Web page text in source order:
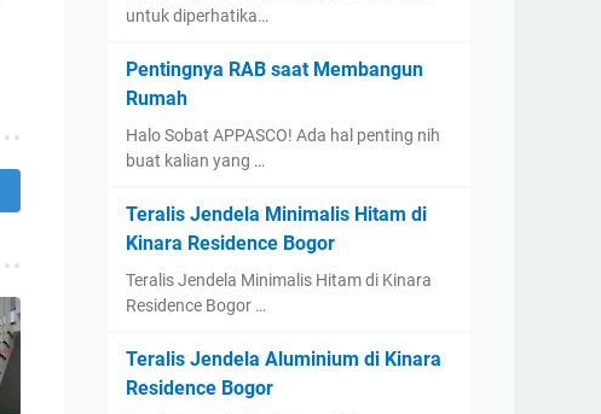
untuk diperhatika…
Pentingnya RAB saat Membangun
Rumah
Halo Sobat APPASCO! Ada hal penting nih
buat kalian yang …
Teralis Jendela Minimalis Hitam di
Kinara Residence Bogor
Teralis Jendela Minimalis Hitam di Kinara
Residence Bogor …
Teralis Jendela Aluminium di Kinara
Residence Bogor